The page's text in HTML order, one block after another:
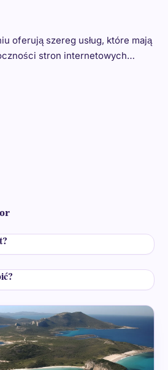
oferują szereg usług, które mają
stron internetowych…